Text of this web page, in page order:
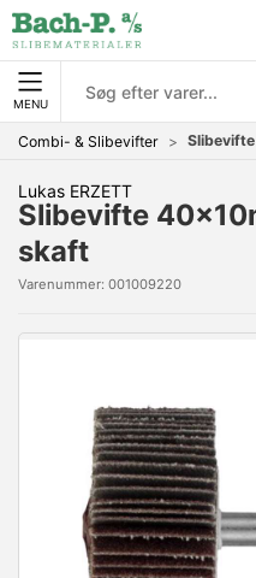
MENU
Combi- & Slibevifter
Lukas ERZETT
Slibevifte
skaft
Varenummer: 001009220